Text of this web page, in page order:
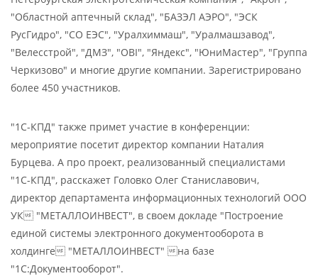
"Областной аптечный склад", "БАЗЭЛ АЭРО", "ЭСК
РусГидро", "СО ЕЭС", "Уралхиммаш", "Уралмашзавод",
"Велесстрой", "ДМЗ", "OBI", "Яндекс", "ЮниМастер", "Группа
Черкизово" и многие другие компании. Зарегистрировано
более 450 участников.
"1С-КПД" также примет участие в конференции:
мероприятие посетит директор компании Наталия
Бурцева. А про проект, реализованный специалистами
"1С-КПД", расскажет Головко Олег Станиславович,
директор департамента информационных технологий ООО
УК "МЕТАЛЛОИНВЕСТ", в своем докладе "Построение
единой системы электронного документооборота в
холдинге "МЕТАЛЛОИНВЕСТ" на базе
"1С:Документооборот".